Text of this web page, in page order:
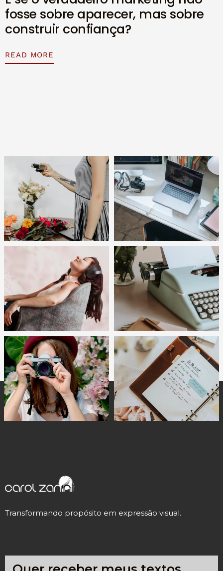
fosse sobre aparecer, mas sobre
construir confiança?
READ MORE
Transformando propósito em expressão visual.